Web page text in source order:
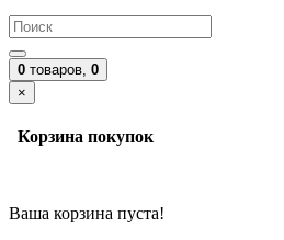
0 товаров, 0
×
Корзина покупок
Ваша корзина пуста!